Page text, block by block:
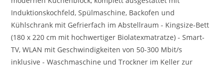
Induktionskochfeld, Spülmaschine, Backofen und
Kühlschrank mit Gefrierfach im Abstellraum - Kingsize-Bett
(180 x 220 cm mit hochwertiger Biolatexmatratze) - Smart-
TV, WLAN mit Geschwindigkeiten von 50-300 Mbit/s
inklusive - Waschmaschine und Trockner im Keller zur